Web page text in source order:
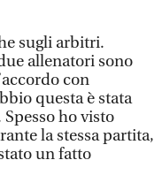
sugli arbitri.
allenatori sono
con
questa è stata
ho visto
la stessa partita,
un fatto